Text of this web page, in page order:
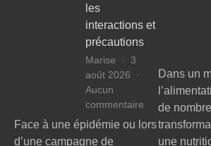
les
interactions et
précautions
Marise
3
août 2026
Aucun
commentaire
Vaccins
Face à une épidémie ou lors
d’une campagne de
Dans un
de
une